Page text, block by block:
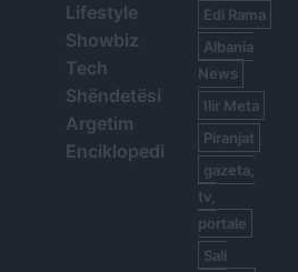
Lifestyle
Showbiz
Tech
Shëndetësi
Argetim
Enciklopedi
Edi Rama
Albania
News
Ilir Meta
Piranjat
gazeta,
tv,
portale
Sali